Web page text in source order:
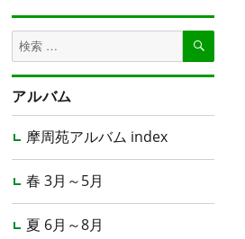
検
索
対
象:
検
アルバム
摩周苑アルバム index
春 3月～5月
夏 6月～8月